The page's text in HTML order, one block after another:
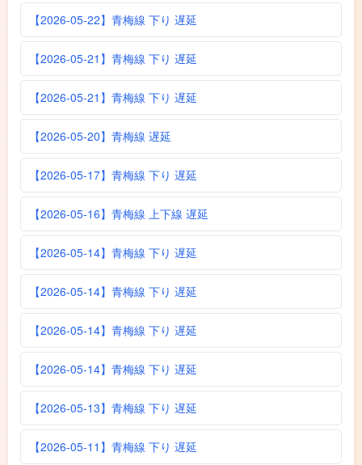
【2026-05-22】青梅線 下り 遅延
【2026-05-21】青梅線 下り 遅延
【2026-05-21】青梅線 下り 遅延
【2026-05-20】青梅線 遅延
【2026-05-17】青梅線 下り 遅延
【2026-05-16】青梅線 上下線 遅延
【2026-05-14】青梅線 下り 遅延
【2026-05-14】青梅線 下り 遅延
【2026-05-14】青梅線 下り 遅延
【2026-05-14】青梅線 下り 遅延
【2026-05-13】青梅線 下り 遅延
【2026-05-11】青梅線 下り 遅延